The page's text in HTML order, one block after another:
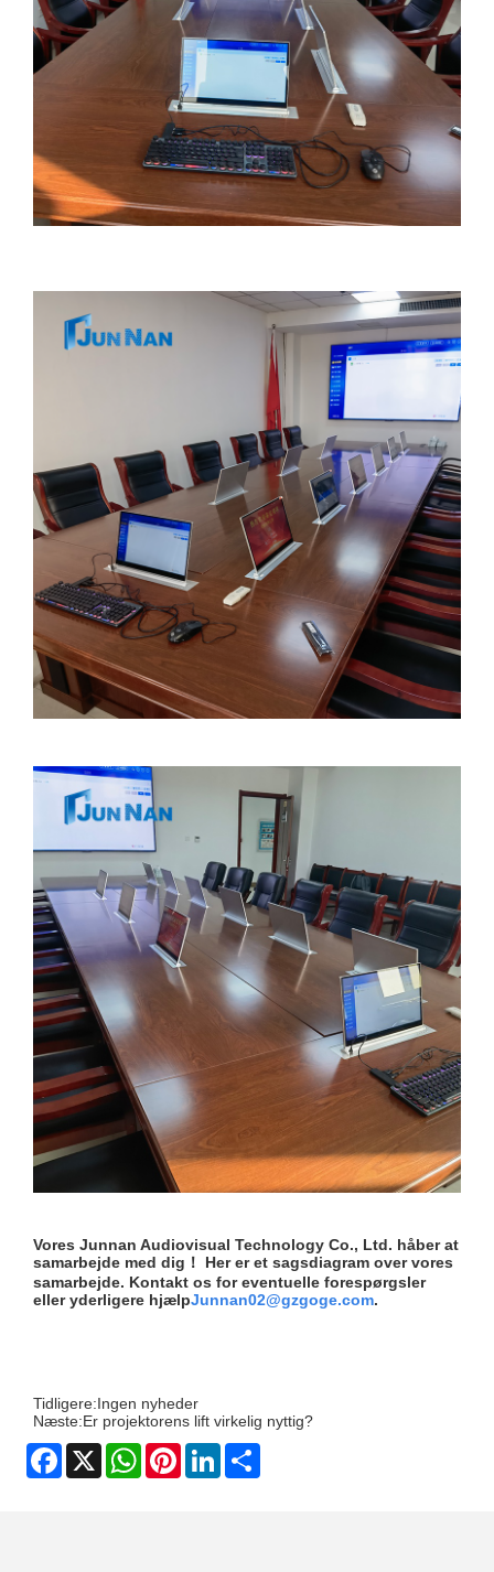
Vores Junnan Audiovisual Technology Co., Ltd. håber at
samarbejde med dig！ Her er et sagsdiagram over vores
samarbejde. Kontakt os for eventuelle forespørgsler
eller yderligere hjælpJunnan02@gzgoge.com.
Tidligere:Ingen nyheder
Næste:Er projektorens lift virkelig nyttig?
Facebook
X WhatsAppPinterestLinkedIn